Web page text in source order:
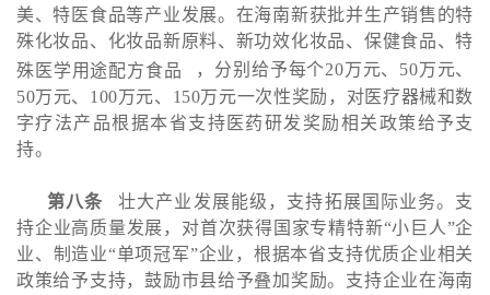
美、特医食品等产业发展。在海南新获批并生产销售的特
殊化妆品、化妆品新原料、新功效化妆品、保健食品、特
殊医学用途配方食品
，分别给予每个20万元、50万元、
50万元、100万元、150万元一次性奖励，对医疗器械和数
字疗法产品根据本省支持医药研发奖励相关政策给予支
持。
第八条 壮大产业发展能级，支持拓展国际业务。支
持企业高质量发展，对首次获得国家专精特新“小巨人”企
业、制造业“单项冠军”企业，根据本省支持优质企业相关
政策给予支持，鼓励市县给予叠加奖励。支持企业在海南